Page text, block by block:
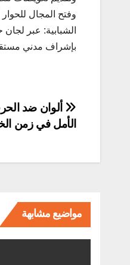
وفتح المجال
الشبابية: عبر
بإشراف مدني
تصفّح
المقالات
ألوان ضد
الأمل في زمن
مواضيع مشابهة